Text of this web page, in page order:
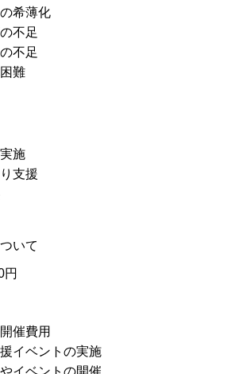
希薄化
不足
不足
難
施
支援
いて
円
催費用
イベントの実施
イベントの開催